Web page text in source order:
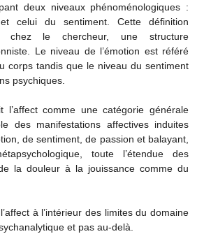
deux niveaux phénoménologiques :
celui du sentiment. Cette définition
chez le chercheur, une structure
Le niveau de l’émotion est référé
corps tandis que le niveau du sentiment
psychiques.
l’affect comme une catégorie générale
des manifestations affectives induites
de sentiment, de passion et balayant,
toute l’étendue des
la douleur à la jouissance comme du
à l’intérieur des limites du domaine
et pas au-delà.